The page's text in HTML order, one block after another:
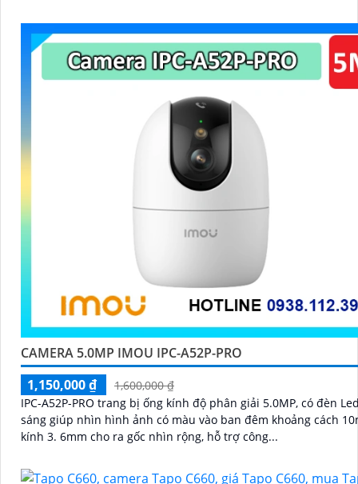
CAMERA 5.0MP IMOU IPC-A52P-PRO
1,150,000 ₫
1,600,000 ₫
IPC-A52P-PRO trang bị ống kính độ phân giải 5.0MP, có đèn
sáng giúp nhìn hình ảnh có màu vào ban đêm khoảng cách
kính 3. 6mm cho ra gốc nhìn rộng, hỗ trợ công...